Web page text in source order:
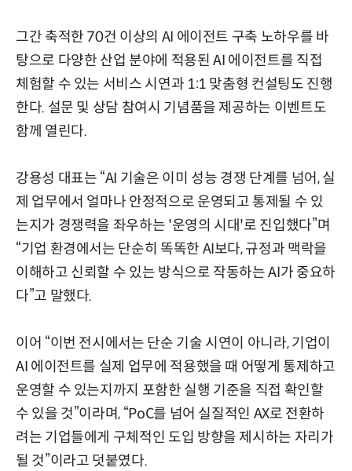
그간 축적한 70건 이상의 AI 에이전트 구축 노하우를 바
탕으로 다양한 산업 분야에 적용된 AI 에이전트를 직접
체험할 수 있는 서비스 시연과 1:1 맞춤형 컨설팅도 진행
한다. 설문 및 상담 참여시 기념품을 제공하는 이벤트도
함께 열린다.
강용성 대표는 “AI 기술은 이미 성능 경쟁 단계를 넘어, 실
제 업무에서 얼마나 안정적으로 운영되고 통제될 수 있
는지가 경쟁력을 좌우하는 '운영의 시대'로 진입했다”며
“기업 환경에서는 단순히 똑똑한 AI보다, 규정과 맥락을
이해하고 신뢰할 수 있는 방식으로 작동하는 AI가 중요하
다”고 말했다.
이어 “이번 전시에서는 단순 기술 시연이 아니라, 기업이
AI 에이전트를 실제 업무에 적용했을 때 어떻게 통제하고
운영할 수 있는지까지 포함한 실행 기준을 직접 확인할
수 있을 것”이라며, “PoC를 넘어 실질적인 AX로 전환하
려는 기업들에게 구체적인 도입 방향을 제시하는 자리가
될 것”이라고 덧붙였다.